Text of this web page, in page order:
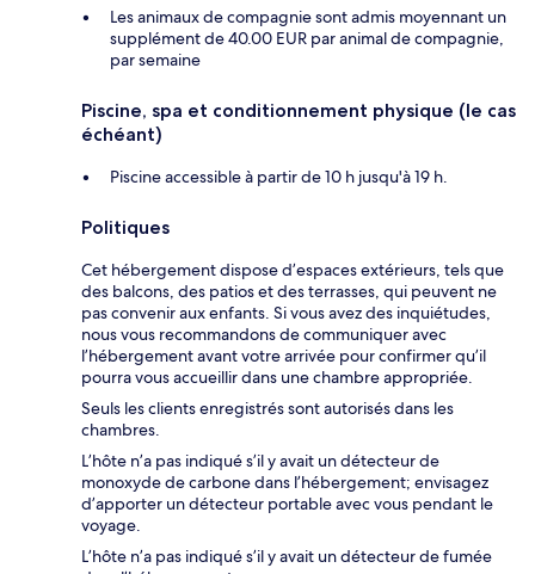
Les animaux de compagnie sont admis moyennant un
supplément de 40.00 EUR par animal de compagnie,
par semaine
Piscine, spa et conditionnement physique (le cas
échéant)
Piscine accessible à partir de 10 h jusqu'à 19 h.
Politiques
Cet hébergement dispose d’espaces extérieurs, tels que
des balcons, des patios et des terrasses, qui peuvent ne
pas convenir aux enfants. Si vous avez des inquiétudes,
nous vous recommandons de communiquer avec
l’hébergement avant votre arrivée pour confirmer qu’il
pourra vous accueillir dans une chambre appropriée.
Seuls les clients enregistrés sont autorisés dans les
chambres.
L’hôte n’a pas indiqué s’il y avait un détecteur de
monoxyde de carbone dans l’hébergement; envisagez
d’apporter un détecteur portable avec vous pendant le
voyage.
L’hôte n’a pas indiqué s’il y avait un détecteur de fumée